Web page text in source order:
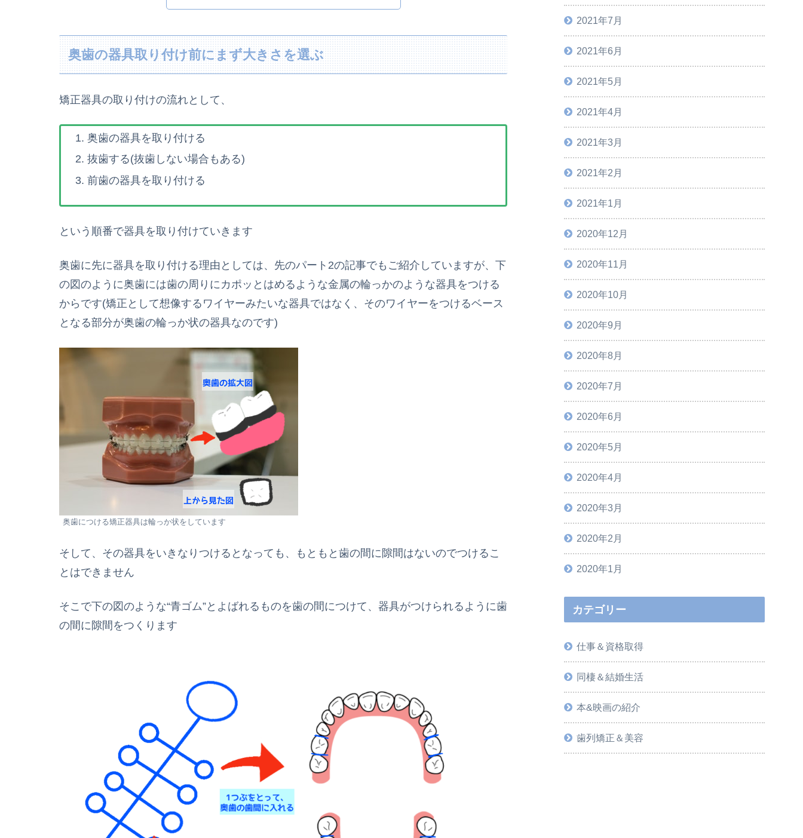
奥歯の器具取り付け前にまず大きさを選ぶ
矯正器具の取り付けの流れとして、
奥歯の器具を取り付ける
抜歯する(抜歯しない場合もある)
前歯の器具を取り付ける
という順番で器具を取り付けていきます
奥歯に先に器具を取り付ける理由としては、先のパート2の記事でもご紹介していますが、下
の図のように奥歯には歯の周りにカポッとはめるような金属の輪っかのような器具をつける
からです(矯正として想像するワイヤーみたいな器具ではなく、そのワイヤーをつけるベース
となる部分が奥歯の輪っか状の器具なのです)
奥歯につける矯正器具は輪っか状をしています
そして、その器具をいきなりつけるとなっても、もともと歯の間に隙間はないのでつけるこ
とはできません
そこで下の図のような“青ゴム”とよばれるものを歯の間につけて、器具がつけられるように歯
の間に隙間をつくります
2021年7月
2021年6月
2021年5月
2021年4月
2021年3月
2021年2月
2021年1月
2020年12月
2020年11月
2020年10月
2020年9月
2020年8月
2020年7月
2020年6月
2020年5月
2020年4月
2020年3月
2020年2月
2020年1月
カテゴリー
仕事＆資格取得
同棲＆結婚生活
本&映画の紹介
歯列矯正＆美容